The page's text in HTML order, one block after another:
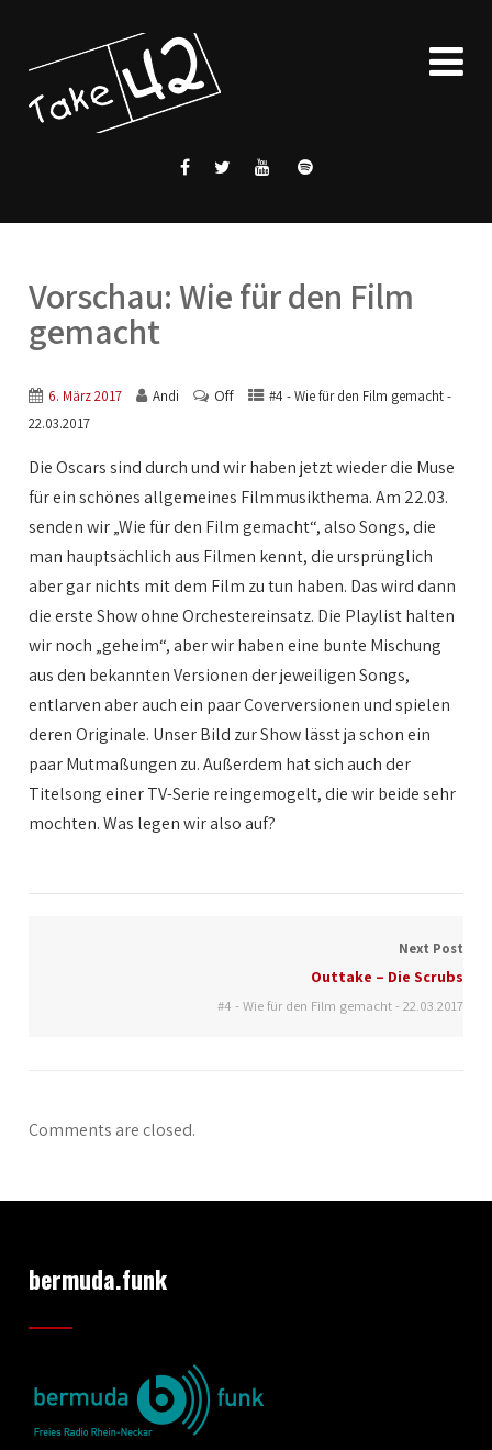
Vorschau: Wie für den Film
gemacht
6. März 2017 Andi Off
#4 - Wie für den Film gemacht -
22.03.2017
Die Oscars sind durch und wir haben jetzt wieder die Muse
für ein schönes allgemeines Filmmusikthema. Am 22.03.
senden wir „Wie für den Film gemacht“, also Songs, die
man hauptsächlich aus Filmen kennt, die ursprünglich
aber gar nichts mit dem Film zu tun haben. Das wird dann
die erste Show ohne Orchestereinsatz. Die Playlist halten
wir noch „geheim“, aber wir haben eine bunte Mischung
aus den bekannten Versionen der jeweiligen Songs,
entlarven aber auch ein paar Coverversionen und spielen
deren Originale. Unser Bild zur Show lässt ja schon ein
paar Mutmaßungen zu. Außerdem hat sich auch der
Titelsong einer TV-Serie reingemogelt, die wir beide sehr
mochten. Was legen wir also auf?
Next Post
Outtake – Die Scrubs
#4 - Wie für den Film gemacht - 22.03.2017
Comments are closed.
bermuda.funk